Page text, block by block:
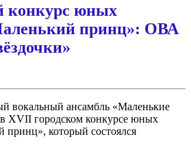
конкурс юных
принц»: ОВА
вокальный ансамбль «Маленькие
в XVII городском конкурсе юных
принц», который состоялся